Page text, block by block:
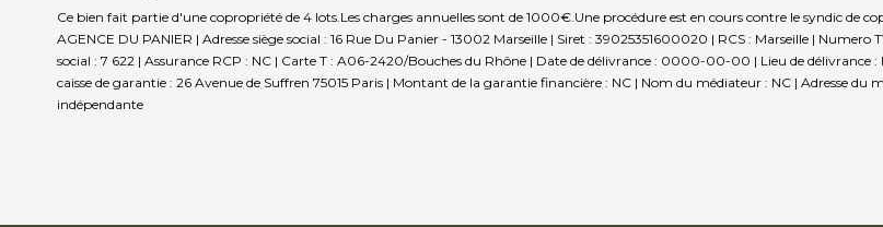
Ce bien fait partie d'une copropriété de 4 lots.Les charges annuelles sont de 1000€.Une procédure est en cours contre le syndic de
AGENCE DU PANIER | Adresse siège social : 16 Rue Du Panier - 13002 Marseille | Siret : 39025351600020 | RCS : Marseille |
social : 7 622 | Assurance RCP : NC | Carte T : A06-2420/Bouches du Rhône | Date de délivrance : 0000-00-00 | Lieu de délivrance :
caisse de garantie : 26 Avenue de Suffren 75015 Paris | Montant de la garantie financière : NC | Nom du médiateur : NC | Adresse du
indépendante